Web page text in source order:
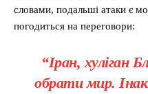
словами, подальші атаки є
погодиться на переговори:
“Іран, хуліган
обрати мир.